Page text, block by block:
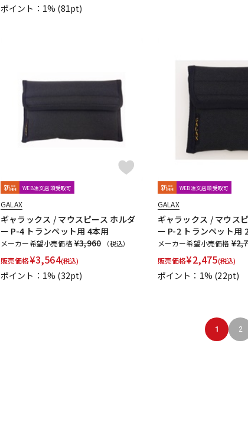
ポイント：1% (81pt)
新品 WEB注文店頭受取可
GALAX
ギャラックス / マウスピース ホルダ
ー P-4 トランペット用 4本用
メーカー希望小売価格¥3,960 （税込）
販売価格¥3,564(税込)
ポイント：1% (32pt)
新品 WEB注文店頭受取可
GALAX
ギャラックス / マウス
ー P-2 トランペット用
メーカー希望小売価格
販売価格¥2,475(税込)
ポイント：1% (22pt)
1 2